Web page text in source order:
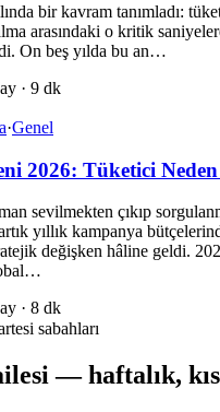
bir kavram tanımladı:
arasındaki o kritik
On beş yılda bu an…
· 9 dk
·Genel
2026: Tüketici Neden
sevilmekten çıkıp
yıllık kampanya
değişken hâline geldi.
· 8 dk
sabahları
— haftalık,